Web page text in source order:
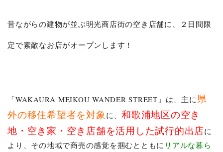
昔ながらの建物が並ぶ明光商店街の空き店舗に、２日間限
定で素敵なお店がオープンします！
「WAKAURA MEIKOU WANDER STREET」は、主に 県
外の移住希望者を対象 に、 和歌浦地区の空き
地・空き家・空き店舗を活用した試行的出店に
より、その地域で商売の感覚を掴むとともに リアルな暮ら